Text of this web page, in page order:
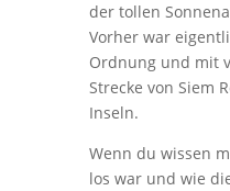
der tollen
Vorher war
Ordnung und mit
Strecke von Siem
Inseln.
Wenn du wissen
los war und wie